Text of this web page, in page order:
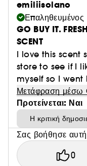
emiliisolano
Επαληθευμένος
GO BUY IT.
SCENT
I love this scent
store to see if I
myself so I went
Μετάφραση
Προτείνεται: Ναι
Η κριτική
Σας βοήθησε
0